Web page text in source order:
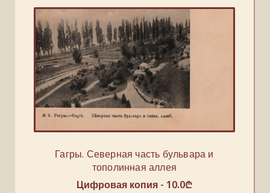
Гагры. Северная часть бульвара и
тополинная аллея
Цифровая копия - 10.0₾